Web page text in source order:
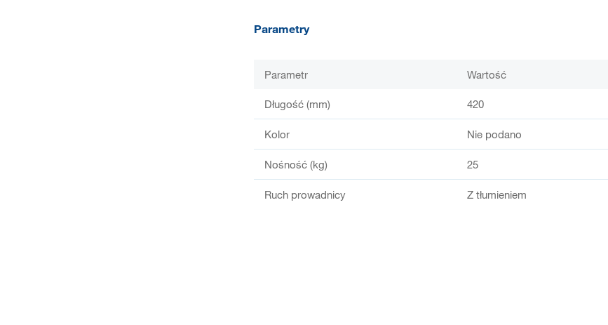
Parametry
Parametr Wartość
Długość (mm) 420
Kolor Nie podano
Nośność (kg) 25
Ruch prowadnicy Z tłumieniem